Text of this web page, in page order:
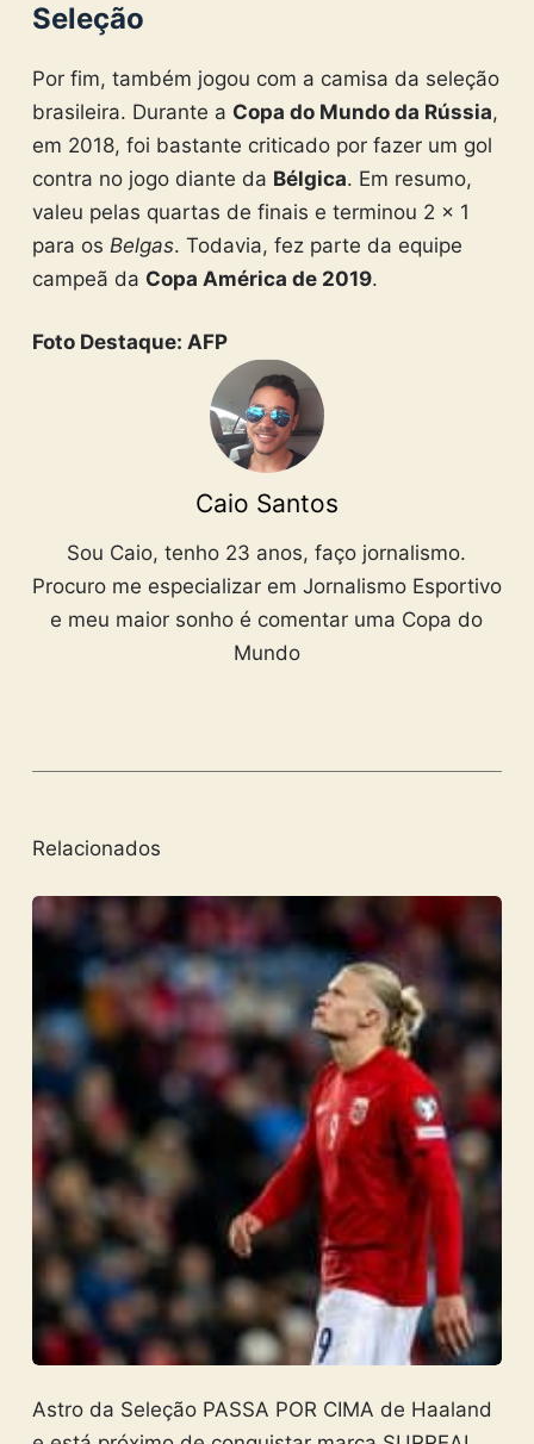
Seleção
Por fim, também jogou com a camisa da seleção
brasileira. Durante a Copa do Mundo da Rússia,
em 2018, foi bastante criticado por fazer um gol
contra no jogo diante da Bélgica. Em resumo,
valeu pelas quartas de finais e terminou 2 x 1
para os Belgas. Todavia, fez parte da equipe
campeã da Copa América de 2019.
Foto Destaque: AFP
Caio Santos
Sou Caio, tenho 23 anos, faço jornalismo.
Procuro me especializar em Jornalismo Esportivo
e meu maior sonho é comentar uma Copa do
Mundo
Relacionados
Astro da Seleção PASSA POR CIMA de Haaland